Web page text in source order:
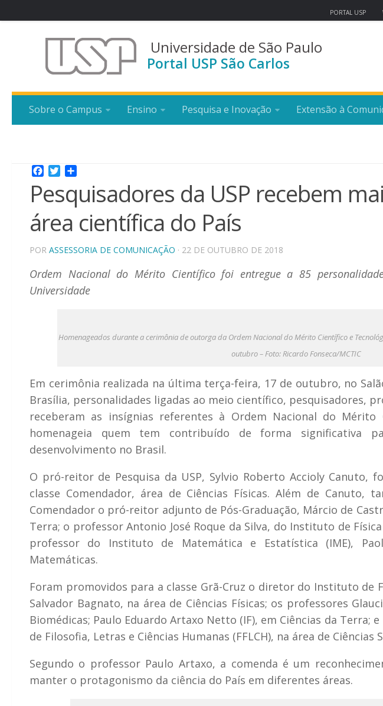
PORTAL USP
Universidade de São Paulo
Portal USP São Carlos
Sobre o Campus Ensino Pesquisa e Inovação Extensão à
Facebook
Twitter
Pesquisadores da USP recebem
área científica do País
POR ASSESSORIA DE COMUNICAÇÃO · 22 DE OUTUBRO DE 2018
Ordem Nacional do Mérito Científico foi entregue a 85
Universidade
Homenageados durante a cerimônia de outorga da Ordem Nacional do Mérito Científico e
outubro – Foto: Ricardo Fonseca/MCTIC
Em cerimônia realizada na última terça-feira, 17 de outubro, no
Brasília, personalidades ligadas ao meio científico, pesquisadores,
receberam as insígnias referentes à Ordem Nacional do
homenageia quem tem contribuído de forma significativa
desenvolvimento no Brasil.
O pró-reitor de Pesquisa da USP, Sylvio Roberto Accioly Canuto,
classe Comendador, área de Ciências Físicas. Além de Canuto,
Comendador o pró-reitor adjunto de Pós-Graduação, Márcio de
Terra; o professor Antonio José Roque da Silva, do Instituto de Física
professor do Instituto de Matemática e Estatística (IME),
Matemáticas.
Foram promovidos para a classe Grã-Cruz o diretor do Instituto de
Salvador Bagnato, na área de Ciências Físicas; os professores
Biomédicas; Paulo Eduardo Artaxo Netto (IF), em Ciências da Terra;
de Filosofia, Letras e Ciências Humanas (FFLCH), na área de Ciências
Segundo o professor Paulo Artaxo, a comenda é um
manter o protagonismo da ciência do País em diferentes áreas.